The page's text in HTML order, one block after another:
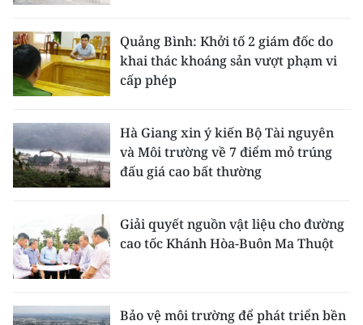
MEDIA CENTER
E-Magazine
Video
Media Chính trị
Media Kinh tế
Media Xã hội
Media Pháp luật
Media Du lịch
Quảng Bình: Khởi tố 2 giám đốc do
khai thác khoáng sản vượt phạm vi
cấp phép
Hà Giang xin ý kiến Bộ Tài nguyên
và Môi trường về 7 điểm mỏ trúng
đấu giá cao bất thường
Giải quyết nguồn vật liệu cho đường
cao tốc Khánh Hòa-Buôn Ma Thuột
Bảo vệ môi trường để phát triển bền